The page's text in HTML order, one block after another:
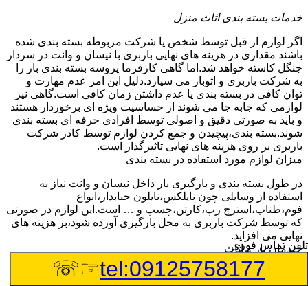
خدمات بسته بندی اثاث منزل
اگر لوازم از قبل توسط شخص یا شرکت مربوطه بسته بندی شده
باشند مقداری در هزینه های نهایی باربری با نیسان و وانت در سردار
جنگل کاسته خواهد شد.اما گاهی کارفرما پروسه بسته بندی بار را
به شرکت باربری و اتوبار می سپارد.دلیل این امر عدم مهارت و
توان کافی در بسته بندی یا عدم داشتن زمان کافی است.گاهی نیز
لوازمی که جابه جا می شوند از حساسیت ویژه ای برخوردار هستند
و باید به صورتی دقیق و اصولی توسط افرادی حرفه ای بسته بندی
شوند.بسته بندی،پیچیدن و جمع کردن لوازم توسط کادر شرکت
باربری بر روی هزینه های نهایی تاثیرگذار است.
میزان لوازم مورد استفاده در بسته بندی
در طول بسته بندی و بارگیری بار داخل نیسان و وانت نیاز به
استفاده از وسایلی چون نایلکس،نایلون حبابدار،انواع
فوم،طناب،استرچ رپ،کارتن،چسپ و … است.این لوازم در صورتی
که توسط شرکت باربری به محل بارگیری آورده شود،بر هزینه های
نهایی می افزاید.
چیدمان بار و اثاث
گاهی لوازمی که توسط وانت و نیسان در سردار جنگل به نقاط
تلفن تماس فوری
tel:09125758177
☞☏